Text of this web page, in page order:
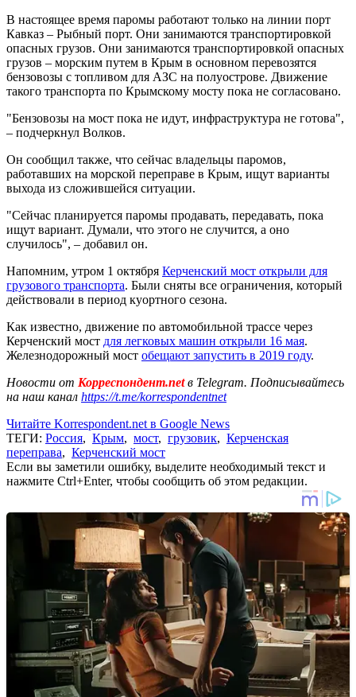
В настоящее время паромы работают только на линии порт
Кавказ – Рыбный порт. Они занимаются транспортировкой
опасных грузов. Они занимаются транспортировкой опасных
грузов – морским путем в Крым в основном перевозятся
бензовозы с топливом для АЗС на полуострове. Движение
такого транспорта по Крымскому мосту пока не согласовано.
"Бензовозы на мост пока не идут, инфраструктура не готова",
– подчеркнул Волков.
Он сообщил также, что сейчас владельцы паромов,
работавших на морской переправе в Крым, ищут варианты
выхода из сложившейся ситуации.
"Сейчас планируется паромы продавать, передавать, пока
ищут вариант. Думали, что этого не случится, а оно
случилось", – добавил он.
Напомним, утром 1 октября Керченский мост открыли для
грузового транспорта. Были сняты все ограничения, который
действовали в период куортного сезона.
Как известно, движение по автомобильной трассе через
Керченский мост для легковых машин открыли 16 мая.
Железнодорожный мост обещают запустить в 2019 году.
Новости от Корреспондент.netв Telegram. Подписывайтесь
на наш канал https://t.me/korrespondentnet
Читайте Korrespondent.net в Google News
ТЕГИ: Россия, Крым, мост, грузовик, Керченская
переправа, Керченский мост
Если вы заметили ошибку, выделите необходимый текст и
нажмите Ctrl+Enter, чтобы сообщить об этом редакции.